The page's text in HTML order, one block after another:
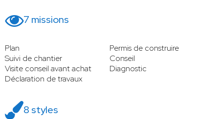
7 missions
Plan
Permis de construire
Suivi de chantier
Conseil
Visite conseil avant achat
Diagnostic
Déclaration de travaux
8 styles